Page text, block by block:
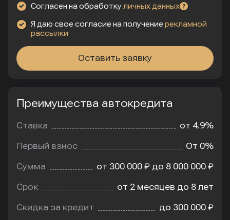
Согласен на обработку личных данных
Я даю свое согласие на получение рекламной
рассылки
Оставить заявку
Преимущества автокредита
Ставка от 4.9%
Первый взнос От 0%
Сумма от 300 000 ₽ до 8 000 000 ₽
Срок от 2 месяцев до 8 лет
Скидка за кредит до 300 000 ₽